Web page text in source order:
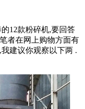
12款粉碎机,要回答
者在网上购物方面有
建议你观察以下两 .